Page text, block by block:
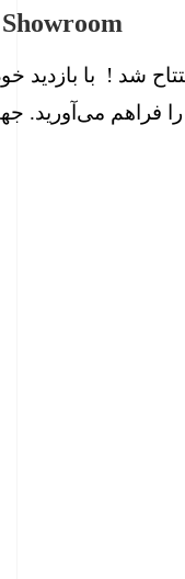
شد ! با بازدید
را فراهم می‌آورید.